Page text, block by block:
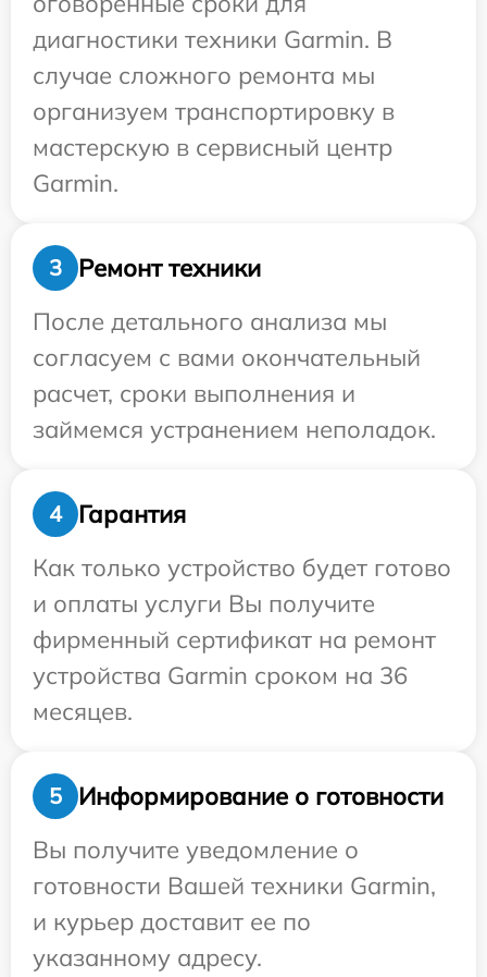
диагностики техники Garmin. В
случае сложного ремонта мы
организуем транспортировку в
мастерскую в сервисный центр
Garmin.
3
Ремонт техники
После детального анализа мы
согласуем с вами окончательный
расчет, сроки выполнения и
займемся устранением неполадок.
4
Гарантия
Как только устройство будет готово
и оплаты услуги Вы получите
фирменный сертификат на ремонт
устройства Garmin сроком на 36
месяцев.
5
Информирование о готовности
Вы получите уведомление о
готовности Вашей техники Garmin,
и курьер доставит ее по
указанному адресу.